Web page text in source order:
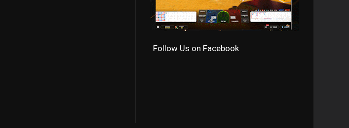
Follow Us on Facebook